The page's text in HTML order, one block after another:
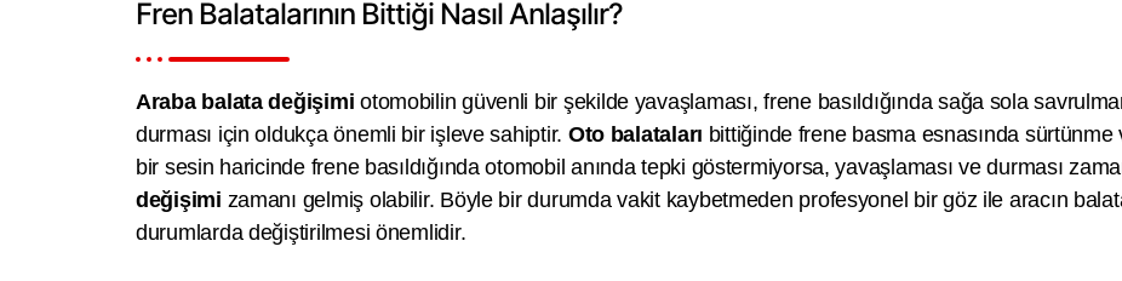
Fren Balatalarının Bittiği Nasıl Anlaşılır?
Araba balata değişimiotomobilin güvenli bir şekilde yavaşlaması, frene basıldığında sağa sola
durması için oldukça önemli bir işleve sahiptir. Oto balataları bittiğinde frene basma esnasında
bir sesin haricinde frene basıldığında otomobil anında tepki göstermiyorsa, yavaşlaması ve durması
değişimi zamanı gelmiş olabilir. Böyle bir durumda vakit kaybetmeden profesyonel bir göz ile aracın
durumlarda değiştirilmesi önemlidir.